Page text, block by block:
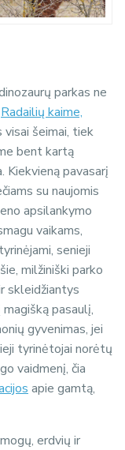
parkas ne
Radailių kaime,
visai šeimai, tiek
bent kartą
Kiekvieną pavasarį
su naujomis
apsilankymo
vaikams,
senieji
milžiniški parko
skleidžiantys
pasaulį,
gyvenimas, jei
tyrinėtojai norėtų
vaidmenį, čia
apie gamtą,
erdvių ir